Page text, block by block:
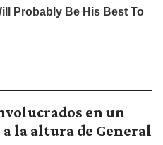
en un
la altura de General